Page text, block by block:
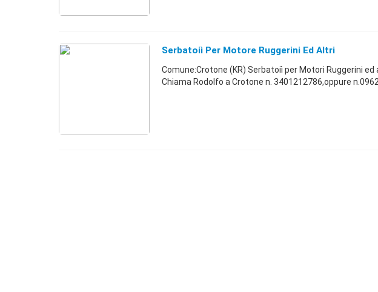
Serbatoiì Per Motore Ruggerini Ed Altri
Comune:Crotone (KR) Serbatoiì per Motori Ruggerini ed
Chiama Rodolfo a Crotone n. 3401212786,oppure